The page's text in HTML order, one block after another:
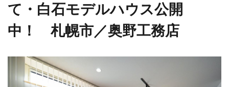
て・白石モデルハウス公開
中！ 札幌市／奥野工務店